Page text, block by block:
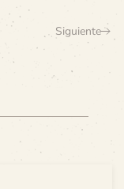
Siguiente